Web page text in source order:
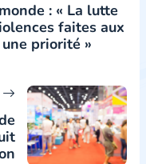
: « La lutte
faites aux
priorité »